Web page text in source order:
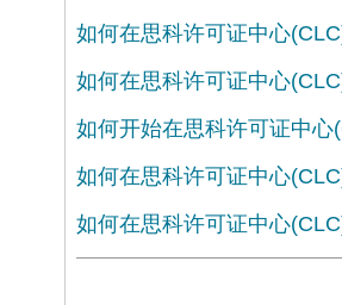
如何在思科许可证中心
如何在思科许可证中心
如何开始在思科许可证中心
如何在思科许可证中心
如何在思科许可证中心